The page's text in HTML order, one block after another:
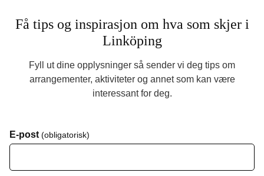
Få tips og inspirasjon om hva som skjer i
Linköping
Fyll ut dine opplysninger så sender vi deg tips om
arrangementer, aktiviteter og annet som kan være
interessant for deg.
E-post (obligatorisk)